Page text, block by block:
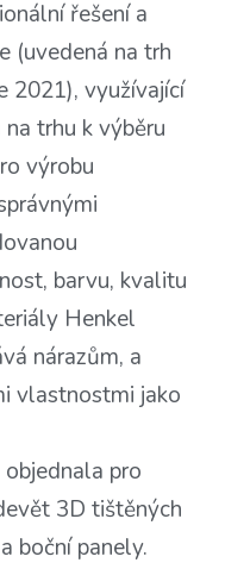
řešení a
(uvedená na trh
2021), využívající
trhu k výběru
výrobu
barvu, kvalitu
Henkel
nárazům, a
vlastnostmi jako
pro
3D tištěných
boční panely.